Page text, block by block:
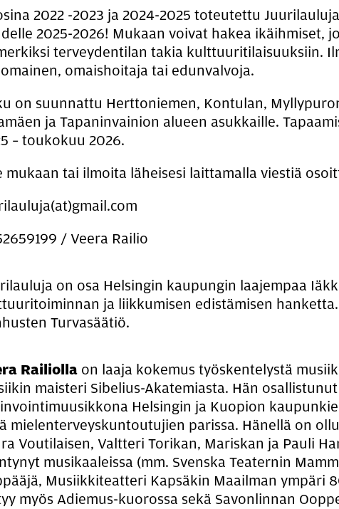
2022 -2023 ja 2024-2025 toteutettu
2025-2026! Mukaan voivat hakea ikäihmiset,
terveydentilan takia kulttuuritilaisuuksiin.
omaishoitaja tai edunvalvoja.
on suunnattu Herttoniemen, Kontulan,
ja Tapaninvainion alueen asukkaille.
– toukokuu 2026.
mukaan tai ilmoita läheisesi laittamalla viestiä
/ Veera Railio
on osa Helsingin kaupungin laajempaa
ja liikkumisen edistämisen
Turvasäätiö.
Railiolla on laaja kokemus työskentelystä
maisteri Sibelius-Akatemiasta. Hän
Helsingin ja Kuopion
mielenterveyskuntoutujien parissa. Hänellä on
Voutilaisen, Valtteri Torikan, Mariskan ja Pauli
musikaaleissa (mm. Svenska Teaternin
Musiikkiteatteri Kapsäkin Maailman ympäri
myös Adiemus-kuorossa sekä Savonlinnan